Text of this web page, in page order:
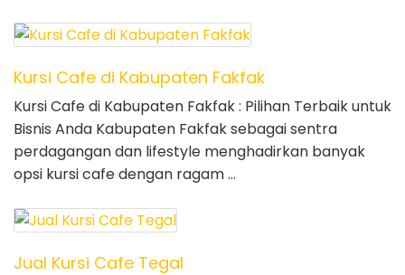
Kursi Cafe di Kabupaten Fakfak
Kursi Cafe di Kabupaten Fakfak : Pilihan Terbaik untuk
Bisnis Anda Kabupaten Fakfak sebagai sentra
perdagangan dan lifestyle menghadirkan banyak
opsi kursi cafe dengan ragam …
Jual Kursi Cafe Tegal